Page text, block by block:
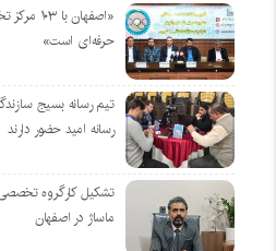
«اصفهان
حرفه‌ای است»
تیم رسانه بسیج
رسانه امید حضور دارند
تشکیل کارگروه
ماساژ در اصفهان